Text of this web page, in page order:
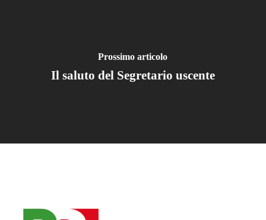
Prossimo articolo
Il saluto del Segretario uscente